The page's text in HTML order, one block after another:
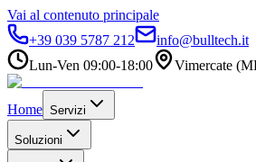
Vai al contenuto principale
+39 039 5787 212
info@bulltech.it
Lun-Ven 09:00-18:00
Vimercate
Home Servizi
Soluzioni